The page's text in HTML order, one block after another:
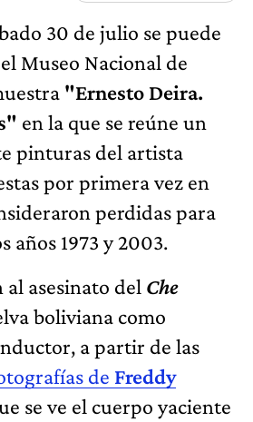
30 de julio se puede
Museo Nacional de
"Ernesto Deira.
en la que se reúne un
pinturas del artista
por primera vez en
perdidas para
años 1973 y 2003.
al asesinato del Che
boliviana como
a partir de las
de Freddy
se ve el cuerpo yaciente